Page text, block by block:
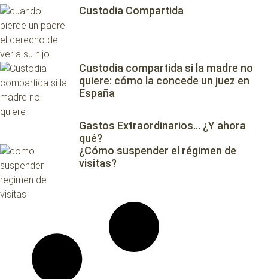
Custodia Compartida
Custodia compartida si la madre no
quiere: cómo la concede un juez en
España
Gastos Extraordinarios… ¿Y ahora
qué?
¿Cómo suspender el régimen de
visitas?